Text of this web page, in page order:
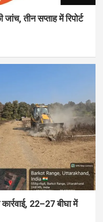
तीन सप्ताह में रिपोर्ट
22–27 बीघा में